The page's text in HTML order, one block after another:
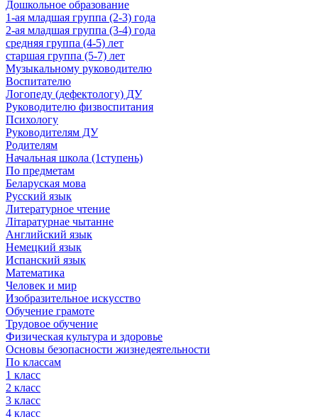
Дошкольное образование
1-ая младшая группа (2-3) года
2-ая младшая группа (3-4) года
средняя группа (4-5) лет
старшая группа (5-7) лет
Музыкальному руководителю
Воспитателю
Логопеду (дефектологу) ДУ
Руководителю физвоспитания
Психологу
Руководителям ДУ
Родителям
Начальная школа (1ступень)
По предметам
Беларуская мова
Русский язык
Литературное чтение
Літаратурнае чытанне
Английский язык
Немецкий язык
Испанский язык
Математика
Человек и мир
Изобразительное искусство
Обучение грамоте
Трудовое обучение
Физическая культура и здоровье
Основы безопасности жизнедеятельности
По классам
1 класс
2 класс
3 класс
4 класс